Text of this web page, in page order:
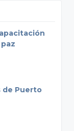
de Puerto